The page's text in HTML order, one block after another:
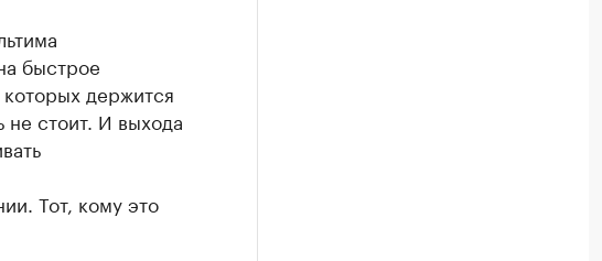
быстрое
держится
не стоит. И выхода
Тот, кому это